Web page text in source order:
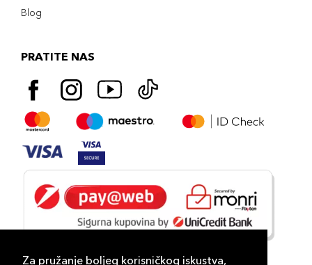
Za pružanje boljeg korisničkog iskustva,
Blog
PRATITE NAS